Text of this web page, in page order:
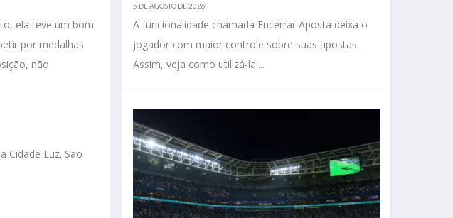
ela teve um bom
por medalhas
não
Cidade Luz. São
5 DE AGOSTO DE 2026
A funcionalidade chamada Encerrar Aposta deixa o
jogador com maior controle sobre suas apostas.
Assim, veja como utilizá-la....